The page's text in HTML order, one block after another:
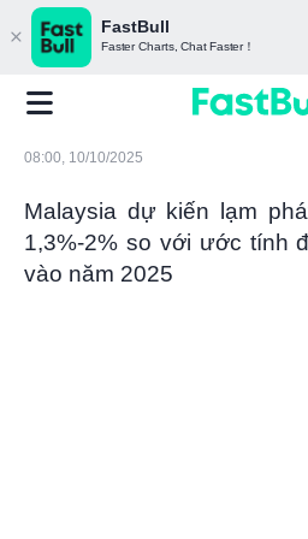
FastBull
Faster Charts, Chat Faster！
08:00, 10/10/2025
Malaysia dự kiến ​​lạm
1,3%-2% so với ước tính
vào năm 2025